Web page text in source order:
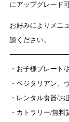
にアップグレード
お好みによりメニ
談ください。
・お子様プレート
・ベジタリアン、
・レンタル食器/
・カトラリー/無料